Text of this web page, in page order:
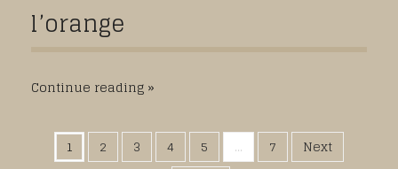
l’orange
Continue reading
1 2 3 4 5 ... 7
Next